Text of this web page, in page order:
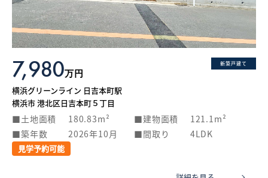
新築戸建て
7,980万円
横浜グリーンライン 日吉本町駅
横浜市 港北区日吉本町５丁目
土地面積 180.83m² 建物面積
121.1m²
築年数
2026年10月 間取り 4LDK
見学予約可能